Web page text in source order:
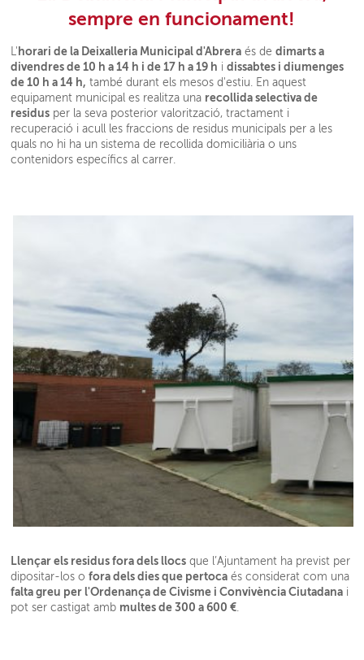
sempre en funcionament!
L'horari de la Deixalleria Municipal d'Abrera és dedimarts a
divendres de 10 h a 14 h i de 17 h a 19 h idissabtes i diumenges
de 10 h a 14 h, també durant els mesos d'estiu. En aquest
equipament municipal es realitza una recollida selectiva de
residus per la seva posterior valorització, tractament i
recuperació i acull les fraccions de residus municipals per a les
quals no hi ha un sistema de recollida domiciliària o uns
contenidors específics al carrer.
Llençar els residus fora dels llocs que l’Ajuntament ha previst per
dipositar-los ofora dels dies que pertoca és considerat com una
falta greu per l'Ordenança de Civisme i Convivència Ciutadana i
pot ser castigat amb multes de 300 a 600 €